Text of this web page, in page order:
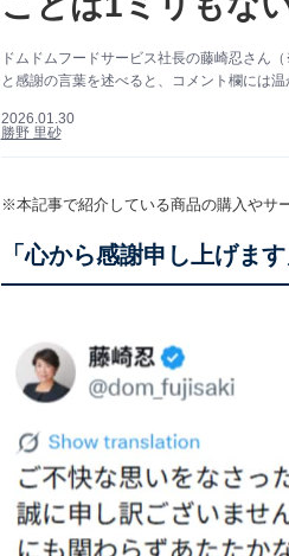
ドムドムフードサービス社長の藤崎忍さん
と感謝の言葉を述べると、コメント欄には
2026.01.30
勝野 里砂
※本記事で紹介している商品の購入やサ
「心から感謝申し上げます